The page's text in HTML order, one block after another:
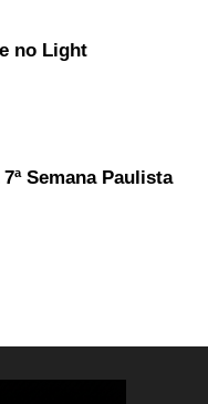
no Light
Semana Paulista